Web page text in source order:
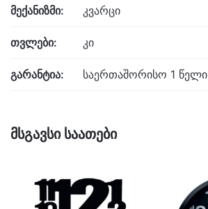
მექანიზმი: კვარცი
თვლები: კი
გარანტია: საერთაშორისო 1 წელი
მსგავსი საათები